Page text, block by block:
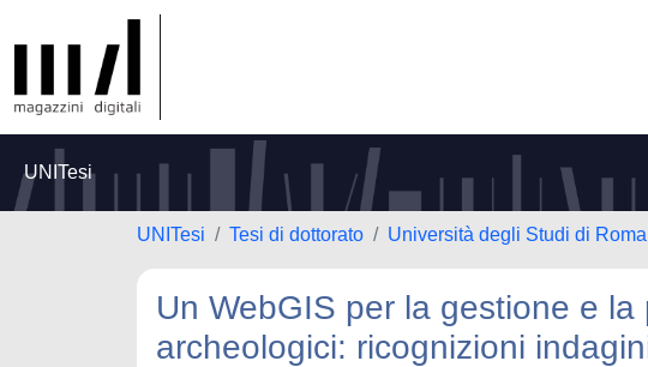
UNITesi
UNITesi Tesi di dottorato Università degli Studi di Roma
Un WebGIS per la gestione e
archeologici: ricognizioni